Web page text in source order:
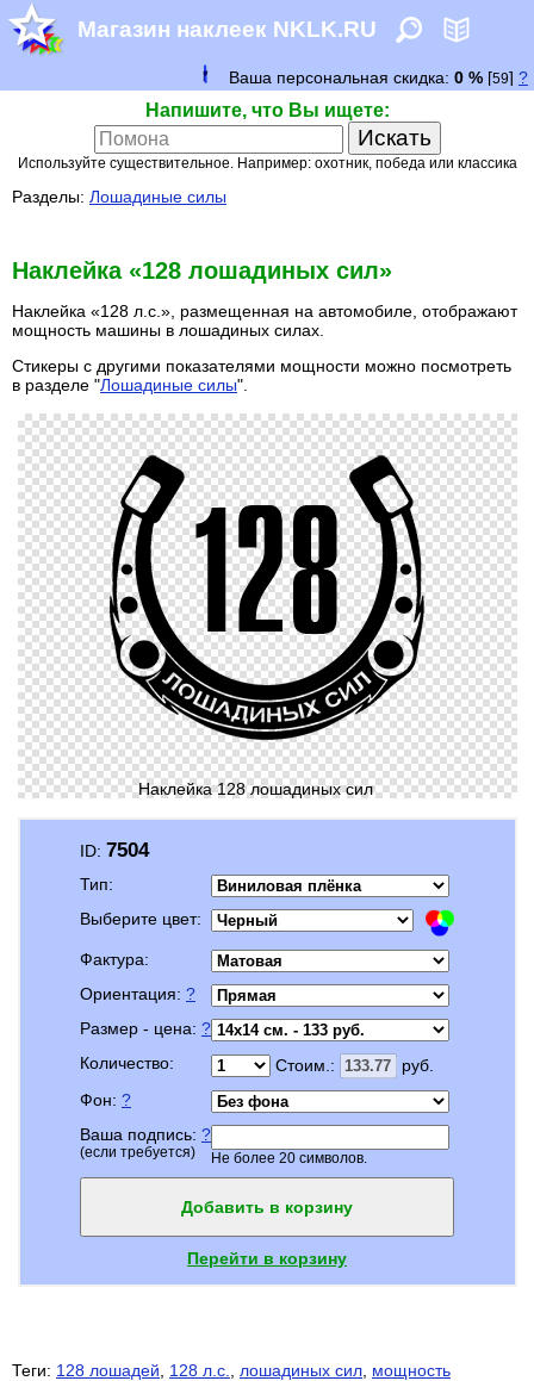
Магазин наклеек NKLK.RU
Напишите, что Вы ищете:
Используйте существительное. Например: охотник, победа или классика
Разделы: Лошадиные силы
Наклейка «128 лошадиных сил»
Наклейка «128 л.с.», размещенная на автомобиле, отображают
мощность машины в лошадиных силах.
Стикеры с другими показателями мощности можно посмотреть
в разделе "Лошадиные силы".
Наклейка 128 лошадиных сил
ID: 7504
Тип:
Выберите цвет:
Фактура:
Ориентация: ?
Размер - цена: ?
Количество:
Стоим.:
руб.
Фон: ?
Ваша подпись: ?
(если требуется) Не более 20 символов.
Добавить в корзину
Перейти в корзину
Теги: 128 лошадей 128 л.с. лошадиных сил мощность